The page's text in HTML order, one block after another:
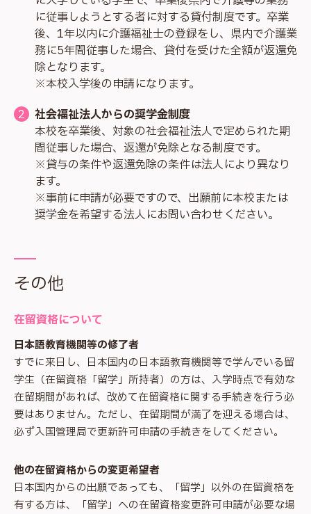
に従事しようとする者に対する貸付制度です。卒業
後、1年以内に介護福祉士の登録をし、県内で介護業
務に5年間従事した場合、貸付を受けた全額が返還免
除となります。
※本校入学後の申請になります。
社会福祉法人からの奨学金制度
本校を卒業後、対象の社会福祉法人で定められた期
間従事した場合、返還が免除となる制度です。
※貸与の条件や返還免除の条件は法人により異なり
ます。
※事前に申請が必要ですので、出願前に本校または
奨学金を希望する法人にお問い合わせください。
その他
在留資格について
日本語教育機関等の修了者
すでに来日し、日本国内の日本語教育機関等で学んでいる留
学生（在留資格「留学」所持者）の方は、入学時点で有効な
在留期間があれば、改めて在留資格に関する手続きを行う必
要はありません。ただし、在留期間が満了を迎える場合は、
必ず入国管理局で更新許可申請の手続きをしてください。
他の在留資格からの変更希望者
日本国内からの出願であっても、「留学」以外の在留資格を
有する方は、「留学」への在留資格変更許可申請が必要な場